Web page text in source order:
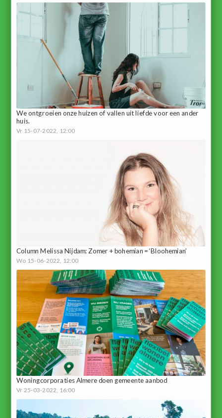
We ontgroeien onze huizen of vallen uit liefde voor een ander
huis.
Vr 15-07-2022, 12:00
Column Melissa Nijdam: Zomer + bohemian = ‘Bloohemian’
Wo 15-06-2022, 12:00
Woningcorporaties Almere doen gemeente aanbod
Vr 25-03-2022, 16:00